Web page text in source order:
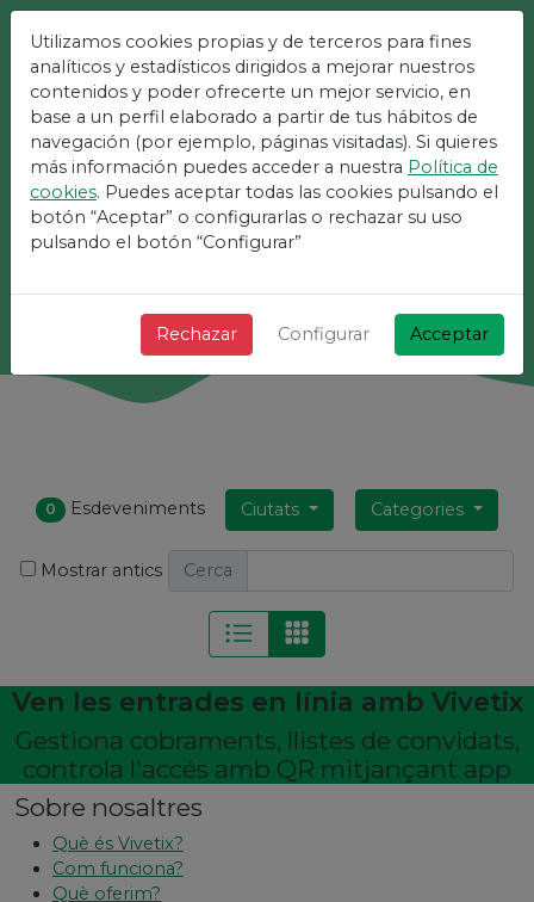
La Plataforma Més Fàcil
Per A Esdeveniments
¡ + Ràpid + Senzill i gratis !
Cerca
0 Esdeveniments Ciutats Categories
Mostrar antics Cerca
Ven les entrades en línia amb Vivetix
Gestiona cobraments, llistes de convidats,
controla l'accés amb QR mitjançant app
Sobre nosaltres
Què és Vivetix?
Com funciona?
Què oferim?
Utilizamos cookies propias y de terceros para fines
analíticos y estadísticos dirigidos a mejorar nuestros
contenidos y poder ofrecerte un mejor servicio, en
base a un perfil elaborado a partir de tus hábitos de
navegación (por ejemplo, páginas visitadas). Si quieres
más información puedes acceder a nuestra Política de
cookies. Puedes aceptar todas las cookies pulsando el
botón “Aceptar” o configurarlas o rechazar su uso
pulsando el botón “Configurar”
Rechazar Configurar Acceptar